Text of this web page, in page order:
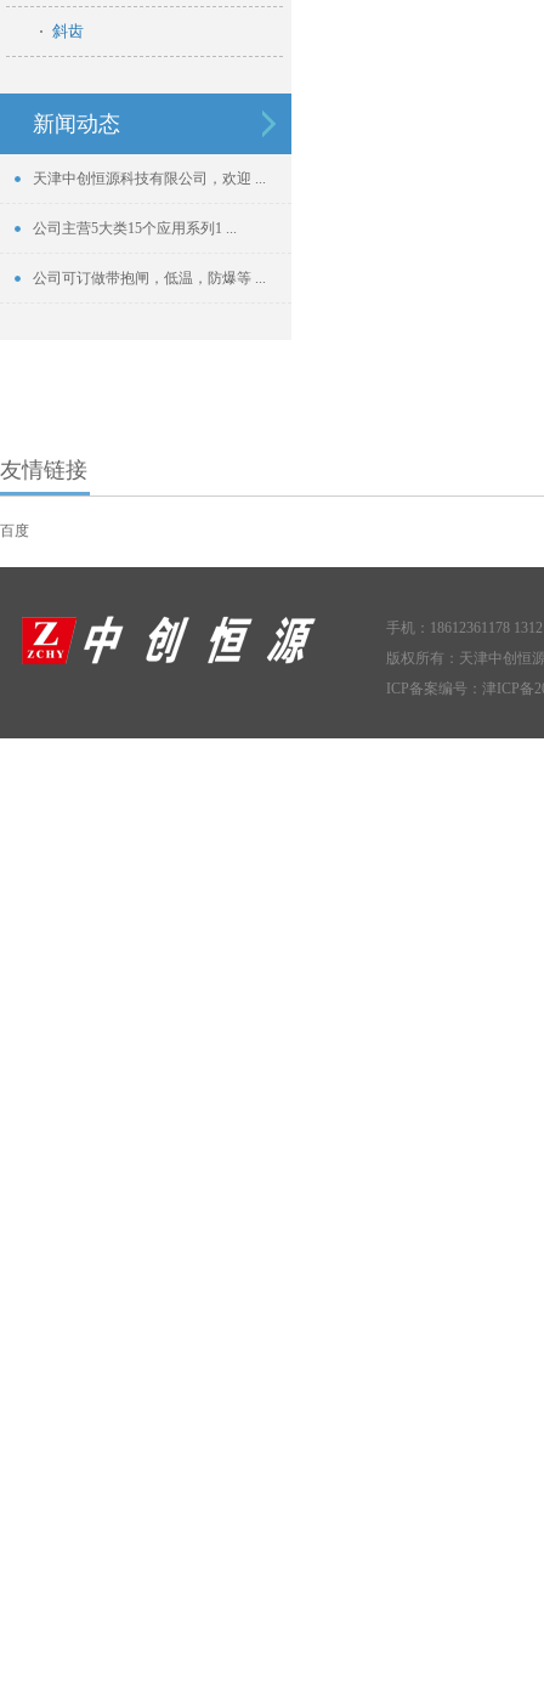
斜齿
新闻动态
天津中创恒源科技有限公司，欢迎 ...
公司主营5大类15个应用系列1 ...
公司可订做带抱闸，低温，防爆等 ...
友情链接
百度
手机：18612361178
版权所有：天津中创
ICP备案编号： 津ICP备